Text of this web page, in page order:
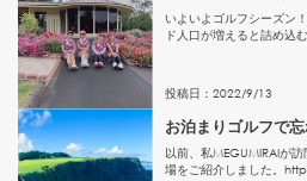
いよいよゴルフシーズン
ド人口が増えると詰め込
よね。そ...
投稿日： 2022/9/13
お泊まりゴルフで
以前、私MEGUMIRAIが
場をご紹介しました。